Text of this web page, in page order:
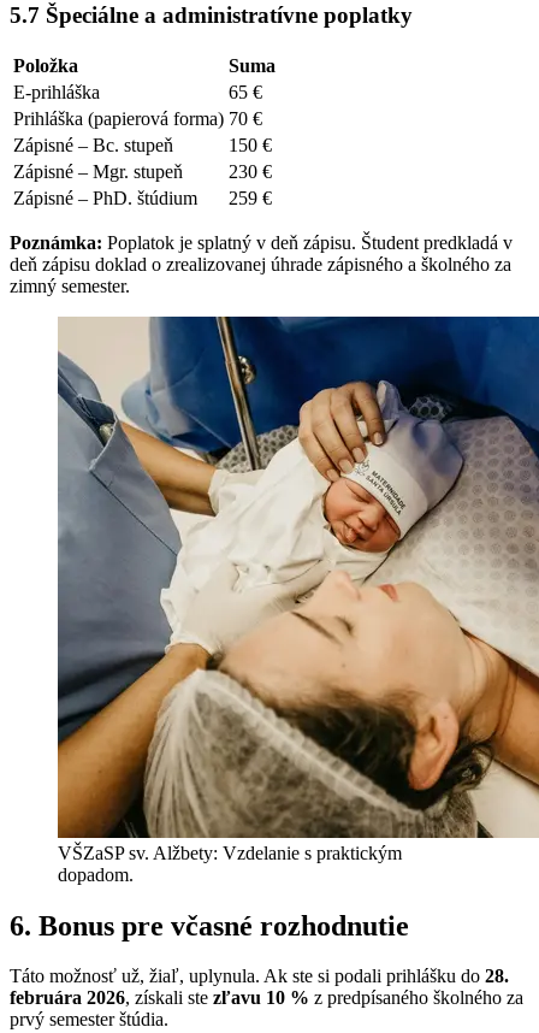
5.7 Špeciálne a administratívne poplatky
Položka
Suma
E-prihláška
65 €
Prihláška (papierová forma) 70 €
Zápisné – Bc. stupeň
150 €
Zápisné – Mgr. stupeň
230 €
Zápisné – PhD. štúdium
259 €
Poznámka: Poplatok je splatný v deň zápisu. Študent predkladá v
deň zápisu doklad o zrealizovanej úhrade zápisného a školného za
zimný semester.
VŠZaSP sv. Alžbety: Vzdelanie s praktickým
dopadom.
6. Bonus pre včasné rozhodnutie
Táto možnosť už, žiaľ, uplynula. Ak ste si podali prihlášku do 28.
februára 2026, získali ste zľavu 10 % z predpísaného školného za
prvý semester štúdia.